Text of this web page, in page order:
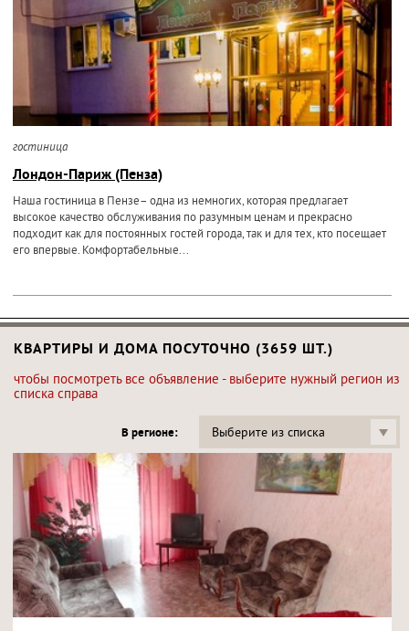
гостиница
Лондон-Париж (Пенза)
Наша гостиница в Пензе– одна из немногих, которая предлагает
высокое качество обслуживания по разумным ценам и прекрасно
подходит как для постоянных гостей города, так и для тех, кто посещает
его впервые. Комфортабельные...
КВАРТИРЫ И ДОМА ПОСУТОЧНО (3659 ШТ.)
чтобы посмотреть все объявление - выберите нужный регион из
списка справа
В регионе: Выберите из списка